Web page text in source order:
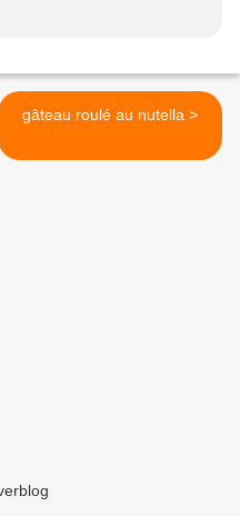
gâteau roulé au nutella >